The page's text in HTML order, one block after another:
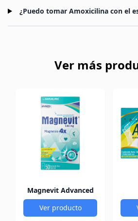
¿Puedo tomar Amoxicilina con el
Ver más
Magnevit Advanced
Ver producto